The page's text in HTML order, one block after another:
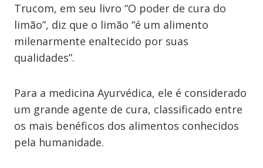
Trucom, em seu livro “O poder de cura do
limão”, diz que o limão “é um alimento
milenarmente enaltecido por suas
qualidades”.
Para a medicina Ayurvédica, ele é considerado
um grande agente de cura, classificado entre
os mais benéficos dos alimentos conhecidos
pela humanidade.